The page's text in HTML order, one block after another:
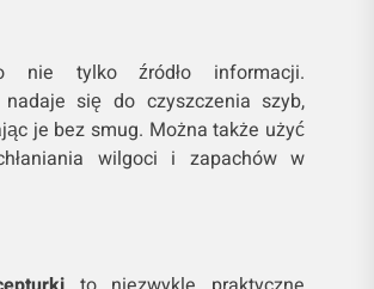
nie tylko źródło informacji.
nadaje się do czyszczenia szyb,
je bez smug. Można także użyć
wilgoci i zapachów w